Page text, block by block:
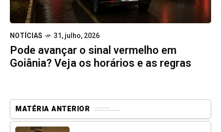
NOTÍCIAS 31, julho, 2026
Pode avançar o sinal vermelho em
Goiânia? Veja os horários e as regras
MATÉRIA ANTERIOR